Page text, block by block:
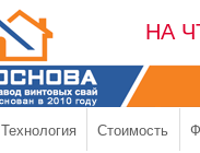
НА
Технология Стоимость